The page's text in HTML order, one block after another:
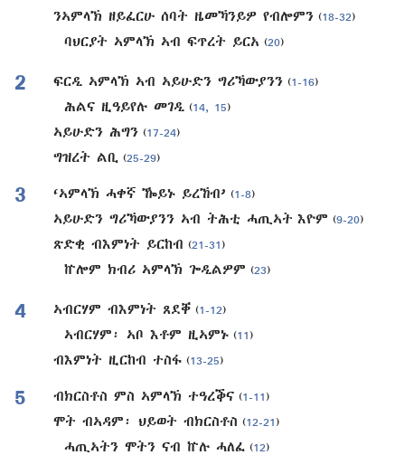
ንኣምላኽ ዘይፈርሁ ሰባት ዜመኻንይዎ የብሎምን (18-32)
ባህርያት ኣምላኽ ኣብ ፍጥረት ይርአ (20)
2 ፍርዲ ኣምላኽ ኣብ ኣይሁድን ግሪኻውያንን (1-16)
ሕልና ዚዓይየሉ መገዲ (14, 15)
ኣይሁድን ሕግን (17-24)
ግዝረት ልቢ (25-29)
3 ‘ኣምላኽ ሓቀኛ ዀይኑ ይረኸብ’ (1-8)
ኣይሁድን ግሪኻውያንን ኣብ ትሕቲ ሓጢኣት እዮም (9-20)
ጽድቂ ብእምነት ይርከብ (21-31 )
ኵሎም ክብሪ ኣምላኽ ጐዲልዎም (23)
4 ኣብርሃም ብእምነት ጸደቐ (1-12)
ኣብርሃም፡ ኣቦ እቶም ዚኣምኑ (11 )
ብእምነት ዚርከብ ተስፋ (13-25)
5 ብክርስቶስ ምስ ኣምላኽ ተዓረቕና (1-11 )
ሞት ብኣዳም፡ ህይወት ብክርስቶስ (12-21 )
ሓጢኣትን ሞትን ናብ ኵሉ ሓለፈ (12)